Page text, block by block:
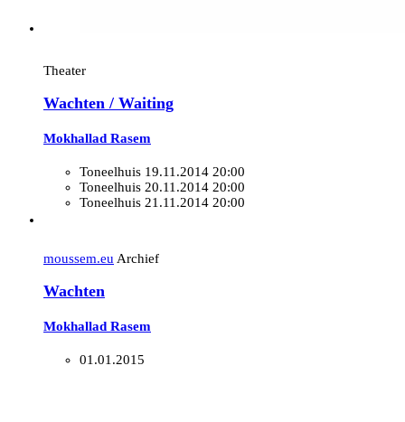
Theater
Wachten / Waiting
Mokhallad Rasem
Toneelhuis 19.11.2014 20:00
Toneelhuis 20.11.2014 20:00
Toneelhuis 21.11.2014 20:00
moussem.eu Archief
Wachten
Mokhallad Rasem
01.01.2015